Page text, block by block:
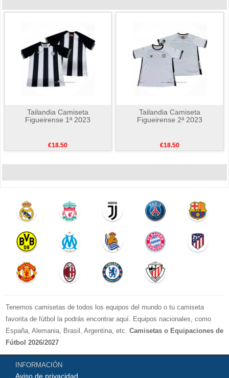
Tailandia Camiseta
Figueirense 1ª 2023
€18.50
Tailandia Camiseta
Figueirense 2ª 2023
€18.50
Tenemos camisetas de todos los equipos del mundo o tu camiseta
favorita de fútbol la podrás encontrar aquí. Equipos nacionales, como
España, Alemania, Brasil, Argentina, etc. Camisetas o Equipaciones de
Fútbol 2026/2027
La LIGA 2026-2027 : Real Madrid, Barcelona, Atletico Madrid, Sevilla,
Real Betis, Valencia, Athletic Bilbao, Real Sociedad, Deportivo de La
INFORMACIÓN
Aviso de privacidad